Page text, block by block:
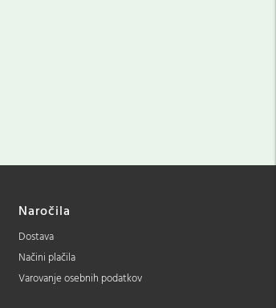
Naročila
Dostava
Načini plačila
Varovanje osebnih podatkov